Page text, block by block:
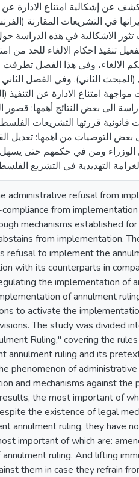
عن إشكالية امتناع
في التشريعات المقارنة
الاشكالية في هذه الدراسة حول
تنفيذ احكام الالغاء للحد من
الالغاء، وفي هذا الفصل تطرقت
(المبحث الثاني). وفي الفصل
امتناع الادارة عن
الى بعض النتائج أهمها:
قررتها التشريعات
عن الوزراء ومن في حكمهم حتى
administrative refusal from
from
mechanisms established
from implementation.
refusal to implement the
with its counterparts in
the implementation of
of annulment
to activate the
The study was divided
Ruling," covering the
annulment ruling and its
phenomenon of
and mechanisms against
the most important of
the existence of legal
annulment ruling, they have
important of which are:
ruling. And lifting
them in case they refrain